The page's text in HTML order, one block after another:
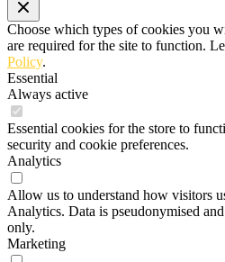
Choose which types of cookies you
are required for the site to function.
Policy.
Essential
Always active
Essential cookies for the store to
security and cookie preferences.
Analytics
Allow us to understand how visitors
Analytics. Data is pseudonymised
only.
Marketing